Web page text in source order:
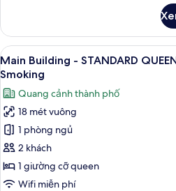
bed
for
over
age
of
7)
East
Wing
Family
Room,
5
adults),
Non
Smoking(1
bed
over
age
Xem
tất
cả
ảnh
Main
Building
-
STANDARD
QUEEN
Bộ
12
Main Building - STANDARD
Smoking
Quang cảnh thành phố
18 mét vuông
1 phòng ngủ
2 khách
1 giường cỡ queen
Wifi miễn phí